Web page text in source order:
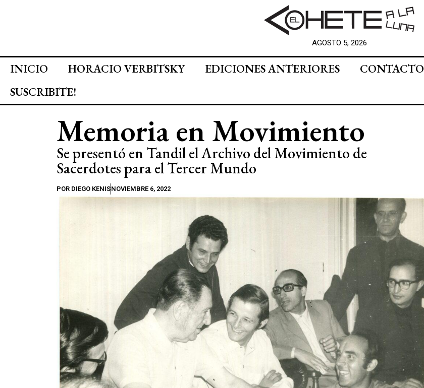
AGOSTO 5, 2026
INICIO HORACIO VERBITSKY EDICIONES ANTERIORES
CONTACTO
SUSCRIBITE!
Memoria en Movimiento
Se presentó en Tandil el Archivo del Movimiento de
Sacerdotes para el Tercer Mundo
POR DIEGO KENISNOVIEMBRE 6, 2022